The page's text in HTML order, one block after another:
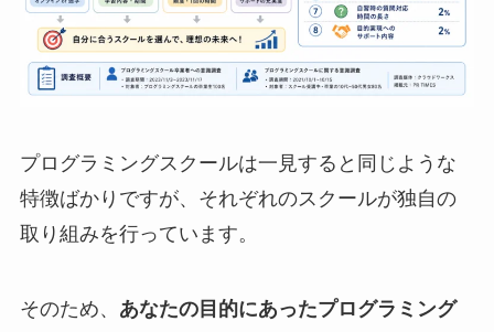
プログラミングスクールは一見すると同じような
特徴ばかりですが、それぞれのスクールが独自の
取り組みを行っています。
そのため、 あなたの目的にあったプログラミング